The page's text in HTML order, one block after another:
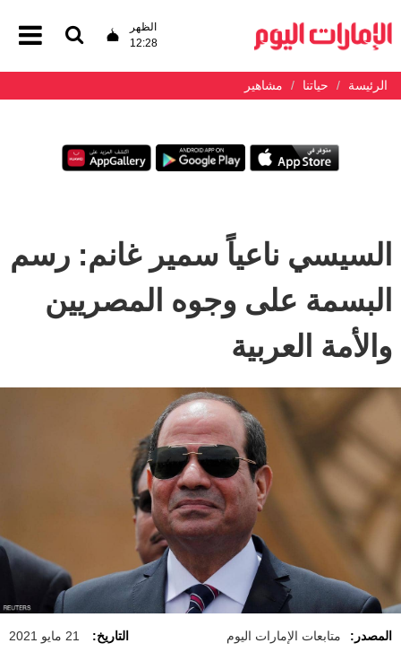
الظهر
12:28
الرئيسة حياتنا مشاهير
السيسي ناعياً سمير غانم: رسم
البسمة على وجوه المصريين
والأمة العربية
المصدر: متابعات الإمارات اليوم التاريخ: 21 مايو 2021